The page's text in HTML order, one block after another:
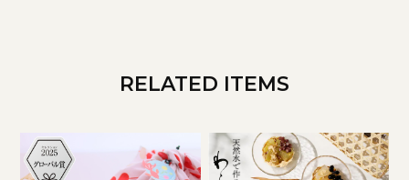
RELATED ITEMS